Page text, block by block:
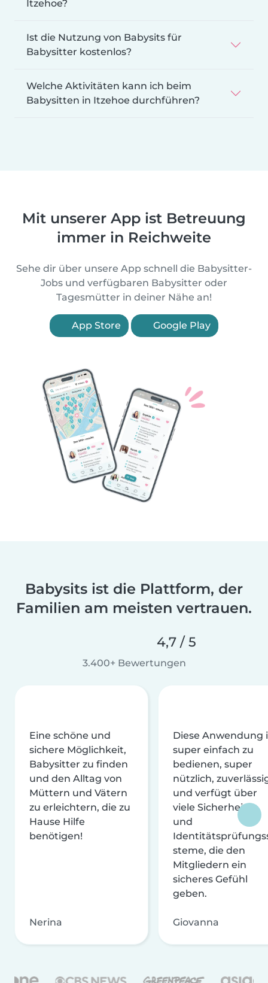
Itzehoe?
Ist die Nutzung von Babysits für
Babysitter kostenlos?
Welche Aktivitäten kann ich beim
Babysitten in Itzehoe durchführen?
Mit unserer App ist Betreuung
immer in Reichweite
Sehe dir über unsere App schnell die Babysitter-
Jobs und verfügbaren Babysitter oder
Tagesmütter in deiner Nähe an!
App Store Google Play
Babysits ist die Plattform, der
Familien am meisten vertrauen.
4,7 / 5
3.400+ Bewertungen
Eine schöne und
sichere Möglichkeit,
Babysitter zu finden
und den Alltag von
Müttern und Vätern
zu erleichtern, die zu
Hause Hilfe
benötigen!
Nerina
Diese Anwendung
super einfach zu
bedienen, super
nützlich,
und verfügt über
viele Sicherheits-
und
steme, die den
Mitgliedern ein
sicheres Gefühl
geben.
Giovanna